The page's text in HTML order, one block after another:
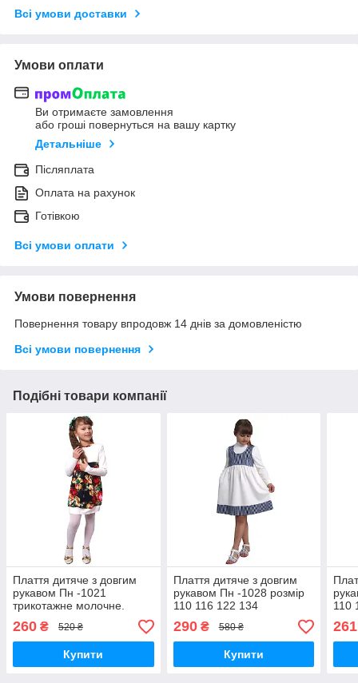
Всі умови доставки
Умови оплати
Ви отримаєте замовлення
або гроші повернуться на вашу картку
Детальніше
Післяплата
Оплата на рахунок
Готівкою
Всі умови оплати
Умови повернення
Повернення товару впродовж 14 днів за домовленістю
Всі умови повернення
Подібні товари компанії
Плаття дитяче з довгим
рукавом Пн -1021
трикотажне молочне.
"Попелюшк
260 ₴ 520 ₴
Купити
Плаття дитяче з довгим
рукавом Пн -1028 розмір
110 116 122 134
290₴ 580 ₴
Купити
110
261